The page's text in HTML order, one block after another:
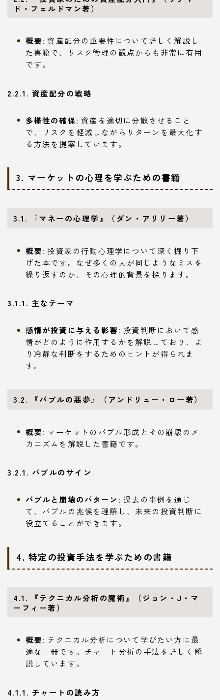
ド・フェルドマン著）
概要: 資産配分の重要性について詳しく解説し
た書籍で、リスク管理の観点からも非常に有用
です。
2.2.1. 資産配分の戦略
多様性の確保: 資産を適切に分散させること
で、リスクを軽減しながらリターンを最大化す
る方法を提案しています。
3. マーケットの心理を学ぶための書籍
3.1. 『マネーの心理学』（ダン・アリリー著）
概要: 投資家の行動心理学について深く掘り下
げた本です。なぜ多くの人が同じようなミスを
繰り返すのか、その心理的背景を探ります。
3.1.1. 主なテーマ
感情が投資に与える影響: 投資判断において感
情がどのように作用するかを解説しており、よ
り冷静な判断をするためのヒントが得られま
す。
3.2. 『バブルの悪夢』（アンドリュー・ロー著）
概要: マーケットのバブル形成とその崩壊のメ
カニズムを解説した書籍です。
3.2.1. バブルのサイン
バブルと崩壊のパターン : 過去の事例を通じ
て、バブルの兆候を理解し、未来の投資判断に
役立てることができます。
4. 特定の投資手法を学ぶための書籍
4.1. 『テクニカル分析の魔術』（ジョン・J・マ
ーフィー著）
概要: テクニカル分析について学びたい方に最
適な一冊です。チャート分析の手法を詳しく解
説しています。
4.1.1. チャートの読み方